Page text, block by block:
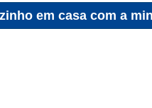
em casa com a